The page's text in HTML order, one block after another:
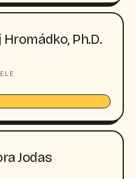
Hromádko, Ph.D.
Jodas